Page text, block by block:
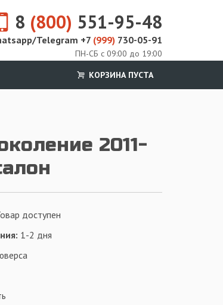
8 (800) 551-95-48
Telegram +7 (999) 730-05-91
ПН-СБ с 09:00 до 19:00
КОРЗИНА ПУСТА
2011-
доступен
1-2 дня